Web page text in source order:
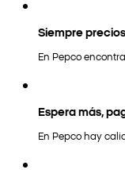
Siempre
En Pepco
Espera más,
En Pepco hay